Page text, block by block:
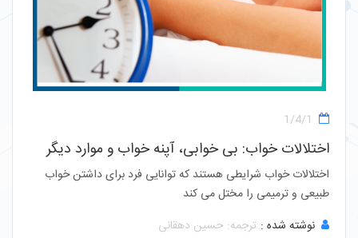
1/4/1
اختلالات خواب: بی خوابی، آپنه خواب و موارد دیگر
اختلالات خواب شرایطی هستند که توانایی فرد برای داشتن خواب
طبیعی و ترمیمی را مختل می کند
نوشته شده : ترجمه: حسین دهقانی